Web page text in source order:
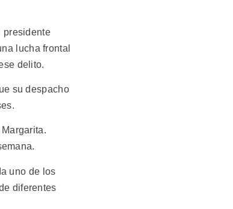
presidente
lucha frontal
delito.
su despacho
uno de los
diferentes